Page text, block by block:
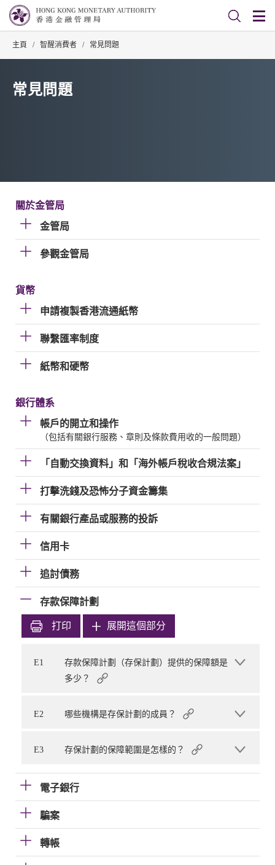
主頁 / 智醒消費者 / 常見問題
常見問題
關於金管局
金管局
參觀金管局
貨幣
申請複製香港流通紙幣
聯繫匯率制度
紙幣和硬幣
銀行體系
帳戶的開立和操作
（包括有關銀行服務、章則及條款費用收的一般問題）
「自動交換資料」和「海外帳戶稅收合規法案」
打擊洗錢及恐怖分子資金籌集
有關銀行產品或服務的投訴
信用卡
追討債務
存款保障計劃
打印 展開這個部分
E1
存款保障計劃（存保計劃）提供的保障額是
多少？
E2 哪些機構是存保計劃的成員？
E3 存保計劃的保障範圍是怎樣的？
電子銀行
騙案
轉帳